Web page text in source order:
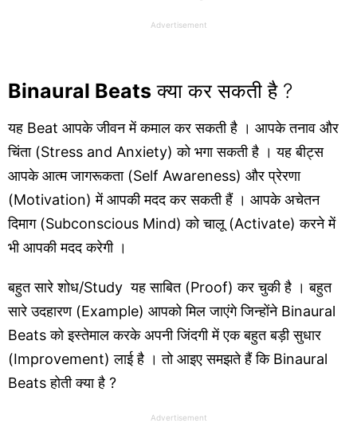
Advertisement
Binaural Beats क्या कर सकती है ?
यह Beat आपके जीवन में कमाल कर सकती है । आपके तनाव और
चिंता (Stress and Anxiety) को भगा सकती है । यह बीट्स
आपके आत्म जागरूकता (Self Awareness) और प्रेरणा
(Motivation) में आपकी मदद कर सकती हैं । आपके अचेतन
दिमाग (Subconscious Mind) को चालू (Activate) करने में
भी आपकी मदद करेगी ।
बहुत सारे शोध/Study यह साबित (Proof) कर चुकी है । बहुत
सारे उदहारण (Example) आपको मिल जाएंगे जिन्होंने Binaural
Beats को इस्तेमाल करके अपनी जिंदगी में एक बहुत बड़ी सुधार
(Improvement) लाई है । तो आइए समझते हैं कि Binaural
Beats होती क्या है ?
Advertisement